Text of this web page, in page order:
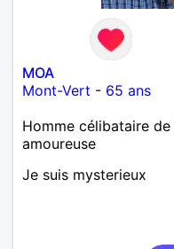
MOA
Mont-Vert - 65 ans
Homme célibataire
amoureuse
Je suis mysterieux